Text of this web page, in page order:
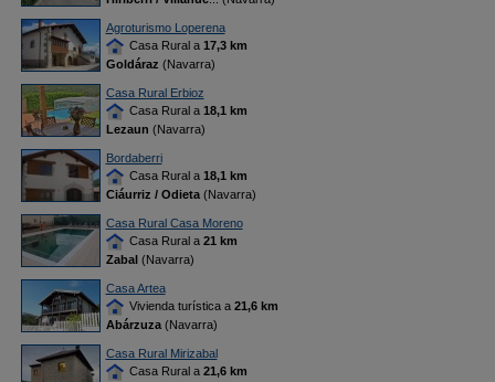
Agroturismo Loperena
Casa Rural a 17,3 km
Goldáraz (Navarra)
Casa Rural Erbioz
Casa Rural a 18,1 km
Lezaun (Navarra)
Bordaberri
Casa Rural a 18,1 km
Ciáurriz / Odieta(Navarra)
Casa Rural Casa Moreno
Casa Rural a 21 km
Zabal(Navarra)
Casa Artea
Vivienda turística a 21,6 km
Abárzuza(Navarra)
Casa Rural Mirizabal
Casa Rural a 21,6 km